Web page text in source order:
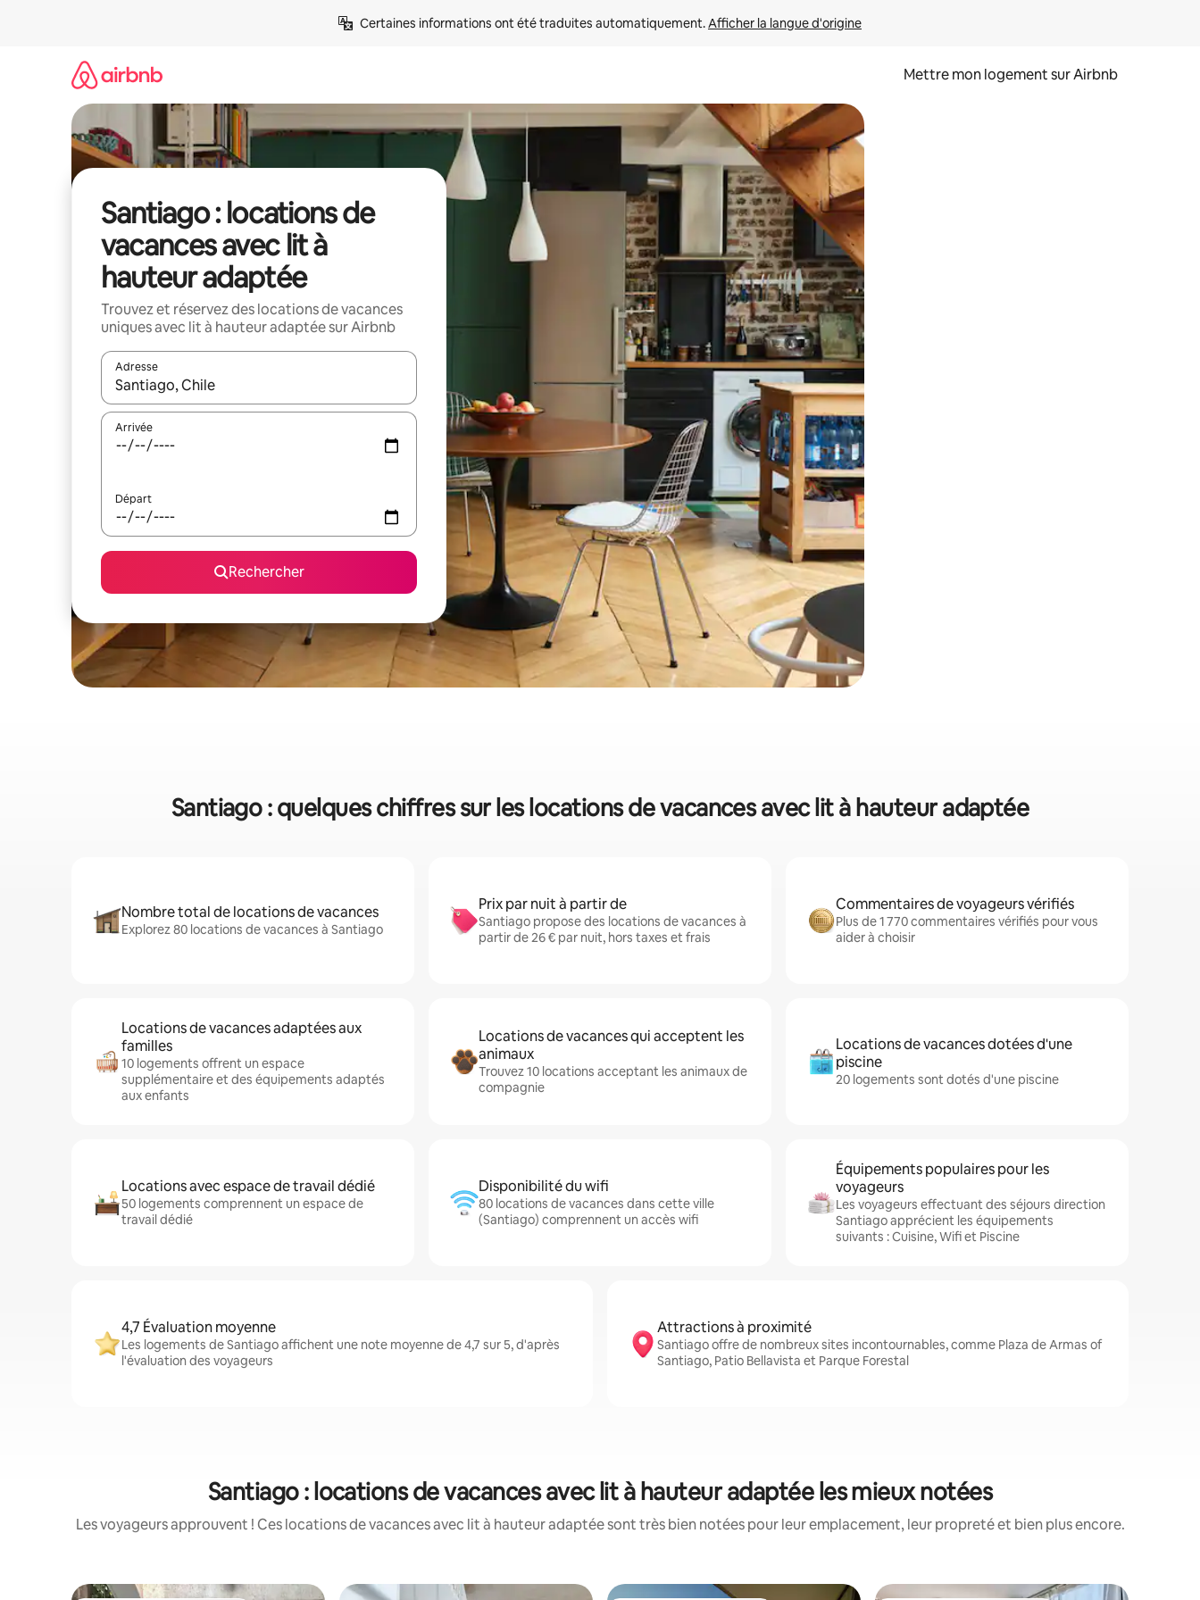
Certaines informations ont été traduites automatiquement. Afficher la langue d'origine
Mettre mon logement sur Airbnb
Santiago : locations de
vacances avec lit à
hauteur adaptée
Trouvez et réservez des locations de vacances
uniques avec lit à hauteur adaptée sur Airbnb
Adresse
Lorsque les résultats s'affichent, utilisez les flèches vers le haut et vers le bas pour les parcourir ou en appuyant et en faisant glisser.
Arrivée
Départ
Rechercher
Santiago : quelques chiffres sur les locations de vacances avec lit à hauteur adaptée
Nombre total de locations de vacances
Explorez 80 locations de vacances à Santiago
Prix par nuit à partir de
Santiago propose des locations de vacances à
partir de 26 € par nuit, hors taxes et frais
Commentaires de voyageurs vérifiés
Plus de 1 770 commentaires vérifiés pour vous
aider à choisir
Locations de vacances adaptées aux
familles
10 logements offrent un espace
supplémentaire et des équipements adaptés
aux enfants
Locations de vacances qui acceptent les
animaux
Trouvez 10 locations acceptant les animaux de
compagnie
Locations de vacances dotées d'une
piscine
20 logements sont dotés d'une piscine
Locations avec espace de travail dédié
50 logements comprennent un espace de
travail dédié
Disponibilité du wifi
80 locations de vacances dans cette ville
(Santiago) comprennent un accès wifi
Équipements populaires pour les
voyageurs
Les voyageurs effectuant des séjours direction
Santiago apprécient les équipements
suivants : Cuisine, Wifi et Piscine
4,7 Évaluation moyenne
Les logements de Santiago affichent une note moyenne de 4,7 sur 5, d'après
l'évaluation des voyageurs
Attractions à proximité
Santiago offre de nombreux sites incontournables, comme Plaza de Armas of
Santiago, Patio Bellavista et Parque Forestal
Santiago : locations de vacances avec lit à hauteur adaptée les mieux notées
Les voyageurs approuvent ! Ces locations de vacances avec lit à hauteur adaptée sont très bien notées pour leur emplacement, leur propreté et bien plus encore.